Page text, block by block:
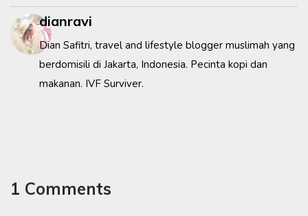
dianravi
Dian Safitri, travel and lifestyle blogger muslimah yang
berdomisili di Jakarta, Indonesia. Pecinta kopi dan
makanan. IVF Surviver.
1 Comments